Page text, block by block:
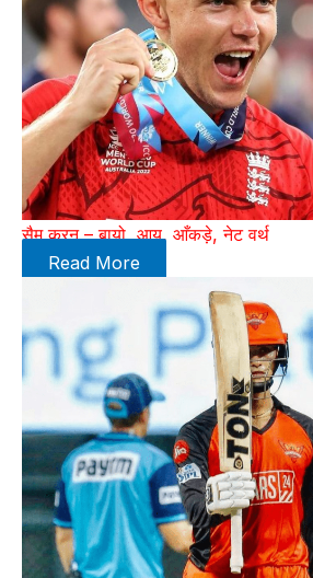
सैम करन – बायो, आयु, आँकड़े, नेट वर्थ
Read More